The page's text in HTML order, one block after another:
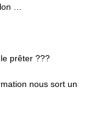
…
prêter ???
nous sort un